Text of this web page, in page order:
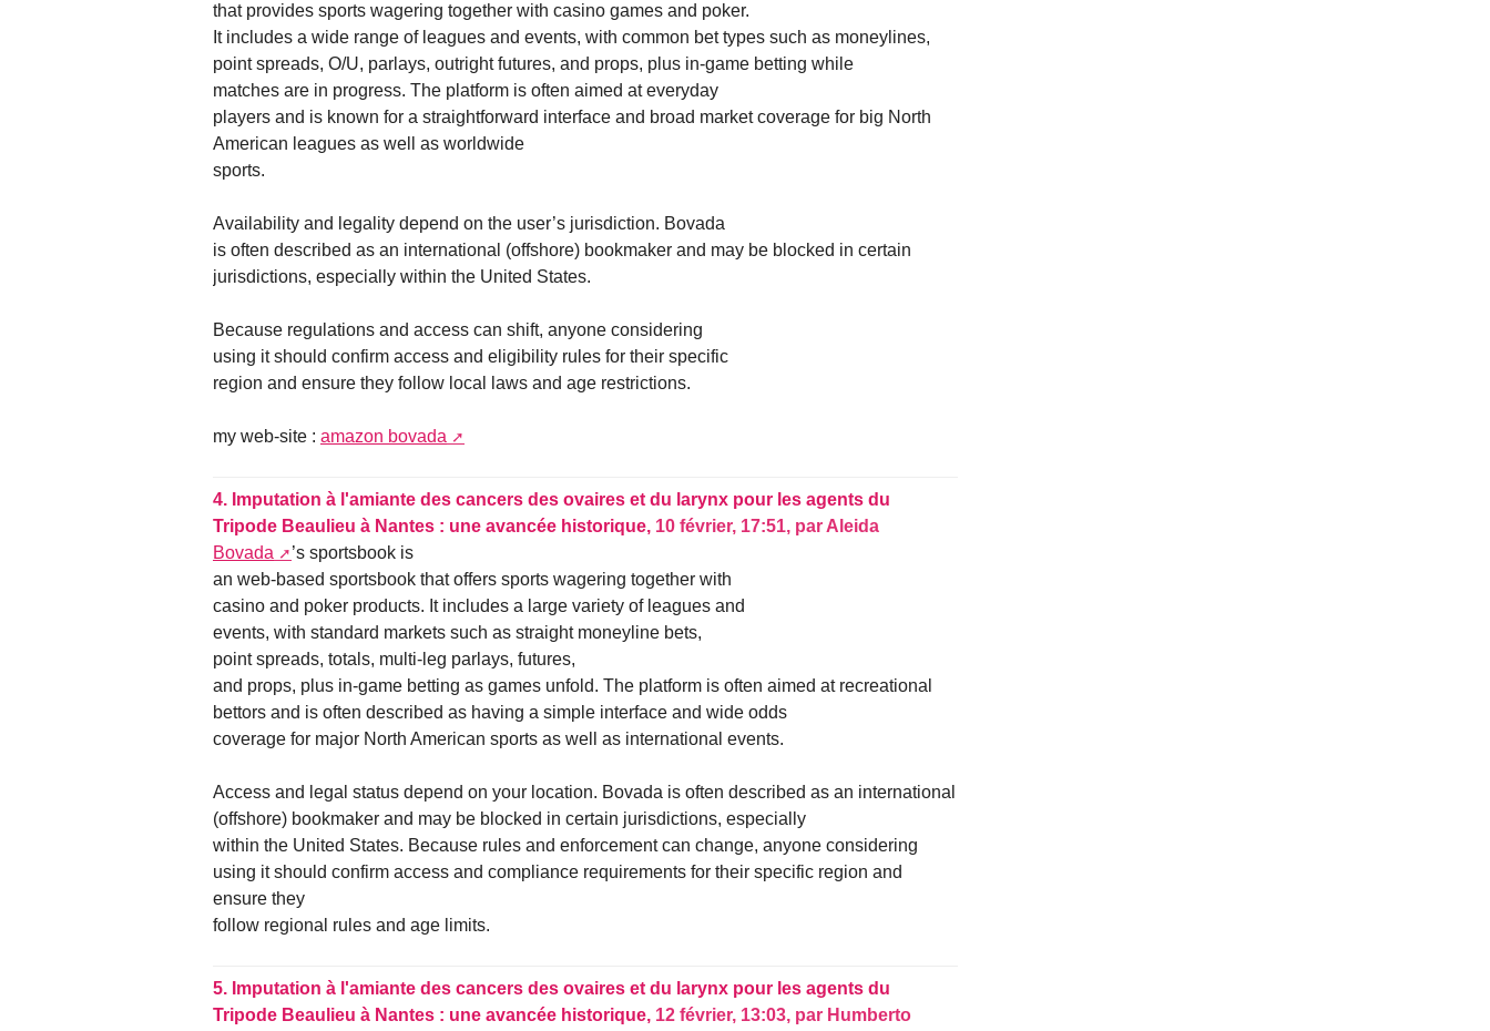
that provides sports wagering together with casino games and poker.
It includes a wide range of leagues and events, with common bet types such as moneylines,
point spreads, O/U, parlays, outright futures, and props, plus in-game betting while
matches are in progress. The platform is often aimed at everyday
players and is known for a straightforward interface and broad market coverage for big North
American leagues as well as worldwide
sports.
Availability and legality depend on the user’s jurisdiction. Bovada
is often described as an international (offshore) bookmaker and may be blocked in certain
jurisdictions, especially within the United States.
Because regulations and access can shift, anyone considering
using it should confirm access and eligibility rules for their specific
region and ensure they follow local laws and age restrictions.
my web-site : amazon bovada
4. Imputation à l'amiante des cancers des ovaires et du larynx pour les agents du
Tripode Beaulieu à Nantes : une avancée historique, 10 février, 17:51, par Aleida
Bovada
’s sportsbook is
an web-based sportsbook that offers sports wagering together with
casino and poker products. It includes a large variety of leagues and
events, with standard markets such as straight moneyline bets,
point spreads, totals, multi-leg parlays, futures,
and props, plus in-game betting as games unfold. The platform is often aimed at recreational
bettors and is often described as having a simple interface and wide odds
coverage for major North American sports as well as international events.
Access and legal status depend on your location. Bovada is often described as an international
(offshore) bookmaker and may be blocked in certain jurisdictions, especially
within the United States. Because rules and enforcement can change, anyone considering
using it should confirm access and compliance requirements for their specific region and
ensure they
follow regional rules and age limits.
5. Imputation à l'amiante des cancers des ovaires et du larynx pour les agents du
Tripode Beaulieu à Nantes : une avancée historique, 12 février, 13:03, par Humberto